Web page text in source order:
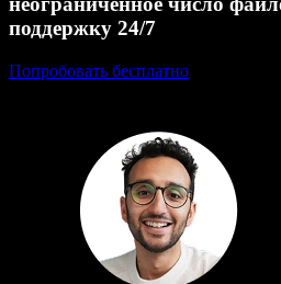
поддержку 24/7
Попробовать бесплатно